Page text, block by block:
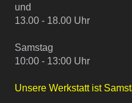
und
13.00 - 18.00 Uhr
Samstag
10:00 - 13:00 Uhr
Unsere Werkstatt ist